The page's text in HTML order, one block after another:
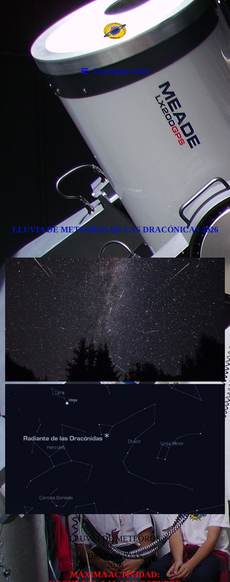
Dracónidas 2026
LLUVIA DE METEOROS DE LAS DRACÓNICAS 2026
LLUVIA DE METEOROS
DRACÓNIDAS
2026
MÁXIMA ACTIVIDAD: